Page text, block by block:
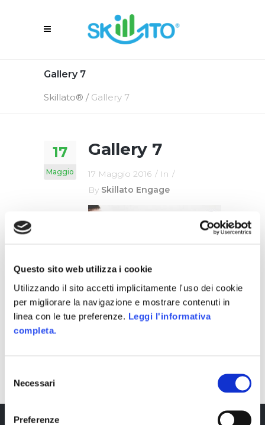
Questo sito web utilizza i cookie
Utilizzando il sito accetti implicitamente l'uso dei cookie
per migliorare la navigazione e mostrare contenuti in
linea con le tue preferenze. Leggi l'informativa
completa.
delNecessari
Preferenze
Gallery 7
Skillato® / Gallery 7
17
Maggio
Gallery 7
17 Maggio 2016
In
By Skillato Engage